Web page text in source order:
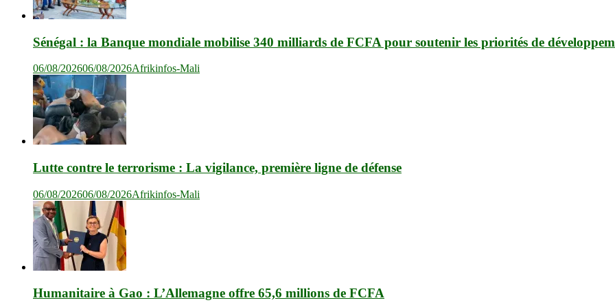
Sénégal : la Banque mondiale mobilise 340 milliards de FCFA pour soutenir les priorités de
06/08/202606/08/2026Afrikinfos-Mali
Lutte contre le terrorisme : La vigilance, première ligne de défense
06/08/202606/08/2026Afrikinfos-Mali
Humanitaire à Gao : L’Allemagne offre 65,6 millions de FCFA